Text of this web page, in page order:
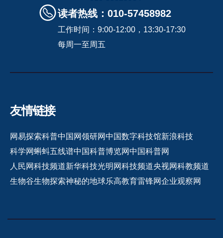
读者热线：010-57458982
工作时间：9:00-12:00，13:30-17:30
每周一至周五
友情链接
网易探索科普中国网领研网中国数字科技馆新浪科技
科学网蝌蚪五线谱中国科普博览网中国科普网
人民网科技频道新华科技光明网科技频道央视网科教频道
生物谷生物探索神秘的地球乐高教育雷锋网企业观察网